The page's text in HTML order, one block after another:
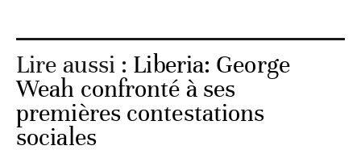
Lire aussi : Liberia: George
Weah confronté à ses
premières contestations
sociales